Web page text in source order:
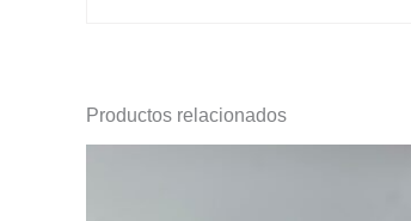
Productos relacionados